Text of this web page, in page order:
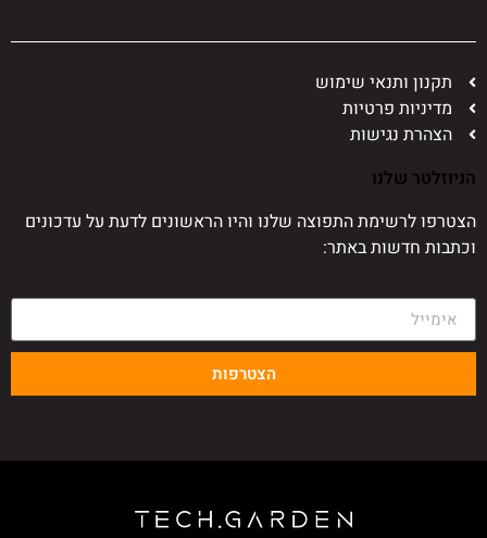
תקנון ותנאי שימוש
מדיניות פרטיות
הצהרת נגישות
הניוזלטר שלנו
הצטרפו לרשימת התפוצה שלנו והיו הראשונים לדעת על עדכונים
וכתבות חדשות באתר:
הצטרפות